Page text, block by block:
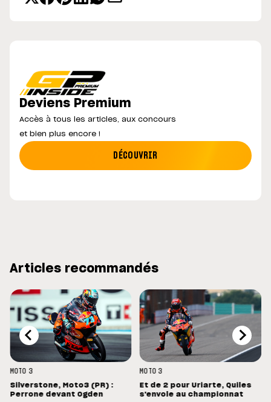
Deviens Premium
Accès à tous les articles, aux concours
et bien plus encore !
DÉCOUVRIR
Articles recommandés
MOTO 3
Silverstone, Moto3 (PR) :
Perrone devant Ogden
MOTO 3
Et de 2 pour Uriarte, Quiles
s'envole au championnat